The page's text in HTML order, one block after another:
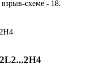
схеме - 18.